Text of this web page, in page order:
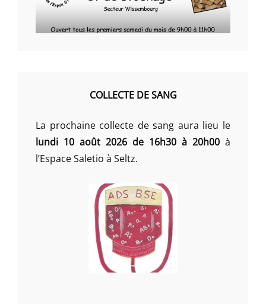
COLLECTE DE SANG
La prochaine collecte de sang aura lieu le
lundi 10 août 2026 de 16h30 à 20h00 à
l’Espace Saletio à Seltz.